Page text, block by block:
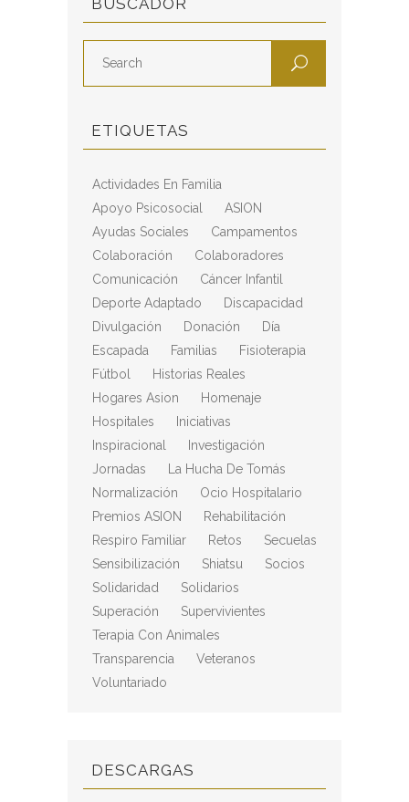
BUSCADOR
ETIQUETAS
Actividades En Familia
Apoyo Psicosocial
ASION
Ayudas Sociales
Campamentos
Colaboración
Colaboradores
Comunicación
Cáncer Infantil
Deporte Adaptado
Discapacidad
Divulgación
Donación
Día
Escapada
Familias
Fisioterapia
Fútbol
Historias Reales
Hogares Asion
Homenaje
Hospitales
Iniciativas
Inspiracional
Investigación
Jornadas
La Hucha De Tomás
Normalización
Ocio Hospitalario
Premios ASION
Rehabilitación
Respiro Familiar
Retos
Secuelas
Sensibilización
Shiatsu
Socios
Solidaridad
Solidarios
Superación
Supervivientes
Terapia Con Animales
Transparencia
Veteranos
Voluntariado
DESCARGAS